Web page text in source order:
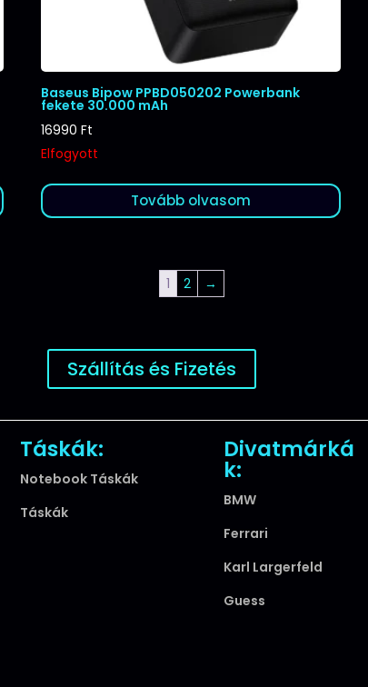
Baseus Bipow PPBD050202 Powerbank
fekete 30.000 mAh
16990 Ft
Elfogyott
Tovább olvasom
1 2 →
Szállítás és Fizetés
Táskák:
Notebook Táskák
Táskák
Divatmárká
k:
BMW
Ferrari
Karl Largerfeld
Guess